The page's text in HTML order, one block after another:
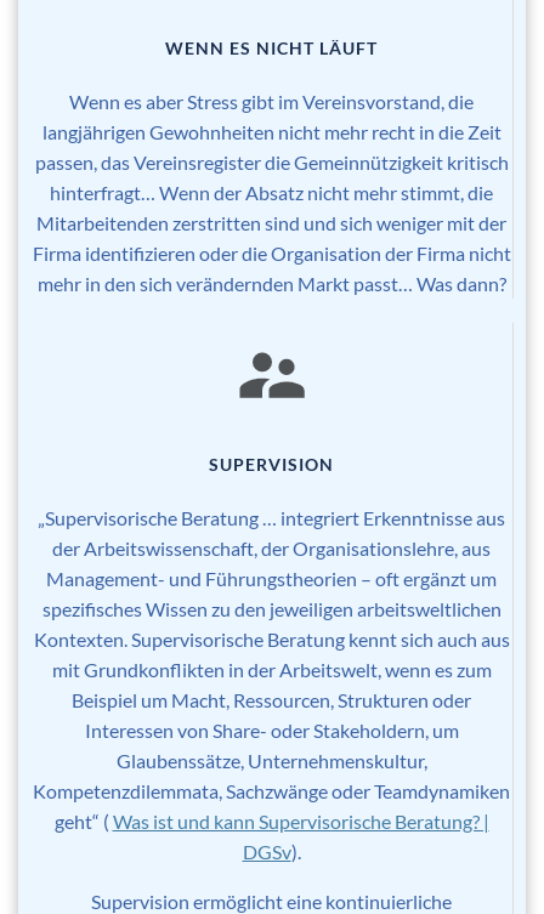
WENN ES NICHT LÄUFT
Wenn es aber Stress gibt im Vereinsvorstand, die
langjährigen Gewohnheiten nicht mehr recht in die Zeit
passen, das Vereinsregister die Gemeinnützigkeit kritisch
hinterfragt… Wenn der Absatz nicht mehr stimmt, die
Mitarbeitenden zerstritten sind und sich weniger mit der
Firma identifizieren oder die Organisation der Firma nicht
mehr in den sich verändernden Markt passt… Was dann?
SUPERVISION
„Supervisorische Beratung … integriert Erkenntnisse aus
der Arbeitswissenschaft, der Organisationslehre, aus
Management- und Führungstheorien – oft ergänzt um
spezifisches Wissen zu den jeweiligen arbeitsweltlichen
Kontexten. Supervisorische Beratung kennt sich auch aus
mit Grundkonflikten in der Arbeitswelt, wenn es zum
Beispiel um Macht, Ressourcen, Strukturen oder
Interessen von Share- oder Stakeholdern, um
Glaubenssätze, Unternehmenskultur,
Kompetenzdilemmata, Sachzwänge oder Teamdynamiken
geht“ ( Was ist und kann Supervisorische Beratung? |
DGSv).
Supervision ermöglicht eine kontinuierliche